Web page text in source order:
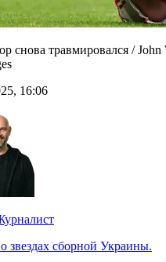
снова травмировался / John
16:06
звездах сборной Украины.